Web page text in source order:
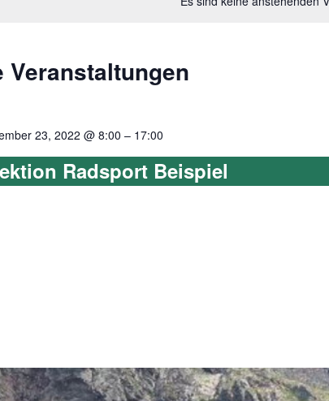
Veranstaltungen
23, 2022 @ 8:00 – 17:00
Radsport Beispiel